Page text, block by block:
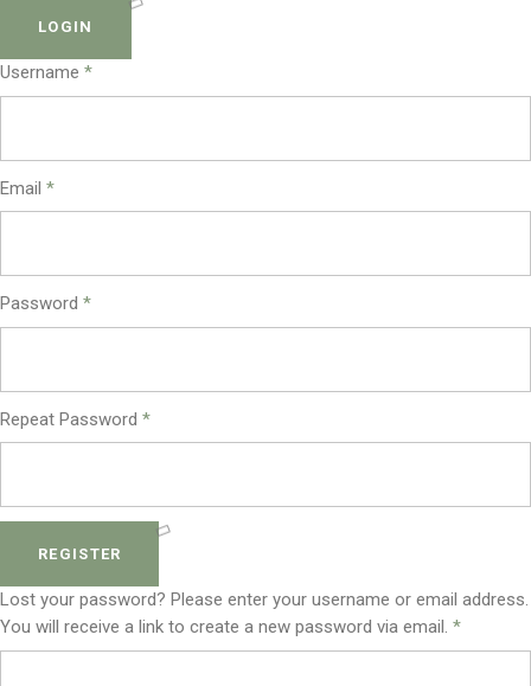
LOGIN
Username *
Email *
Password *
Repeat Password *
REGISTER
Lost your password? Please enter your username or email address.
You will receive a link to create a new password via email. *